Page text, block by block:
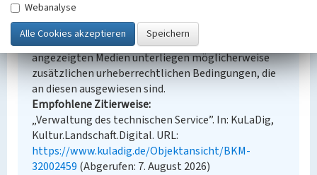
Urheberrechtlicher Hinweis
Der hier präsentierte Inhalt steht unter der freien
Lizenz dl-by-de/2.0 (Namensnennung). Die
angezeigten Medien unterliegen möglicherweise
zusätzlichen urheberrechtlichen Bedingungen, die
an diesen ausgewiesen sind.
Empfohlene Zitierweise
„Verwaltung des technischen Service”. In: KuLaDig,
Kultur.Landschaft.Digital. URL:
https://www.kuladig.de/Objektansicht/BKM-
32002459 (Abgerufen: 7. August 2026)
Webanalyse